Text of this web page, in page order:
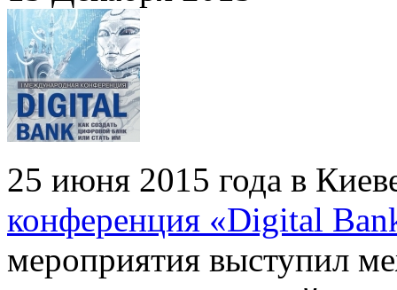
25 июня 2015 года в
конференция «Digital
мероприятия выступил